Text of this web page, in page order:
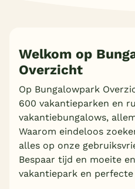
Welkom op
Overzicht
Op Bungalowpark
600 vakantieparken en
vakantiebungalows,
Waarom eindeloos
alles op onze
Bespaar tijd en moeite
vakantiepark en